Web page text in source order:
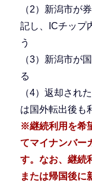
（2）新潟市
記し、ICチップ
う
（3）新潟市が
る
（4）返却され
は国外転出後も
※継続利用を希
てマイナンバー
す。なお、継続
または帰国後に